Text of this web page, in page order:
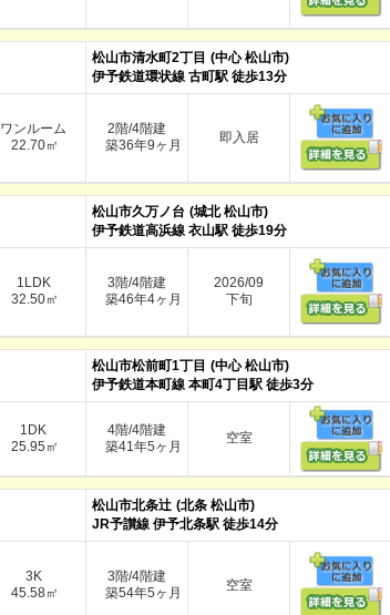
松山市清水町2丁目 (中心 松山市)
伊予鉄道環状線 古町駅 徒歩13分
ワンルーム
22.70㎡
2階/4階建
築36年9ヶ月
即入居
松山市久万ノ台 (城北 松山市)
伊予鉄道高浜線 衣山駅 徒歩19分
1LDK
32.50㎡
3階/4階建
築46年4ヶ月
2026/09
下旬
松山市松前町1丁目 (中心 松山市)
伊予鉄道本町線 本町4丁目駅 徒歩3分
1DK
25.95㎡
4階/4階建
築41年5ヶ月
空室
松山市北条辻 (北条 松山市)
JR予讃線 伊予北条駅 徒歩14分
3K
45.58㎡
3階/4階建
築54年5ヶ月
空室